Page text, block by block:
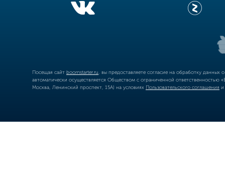
Посещая сайт boomstarter.ru , вы предоставляете согласие на обработку
автоматически осуществляется Обществом с ограниченной
Москва, Ленинский проспект, 15А) на условиях Пользовательского соглашения и